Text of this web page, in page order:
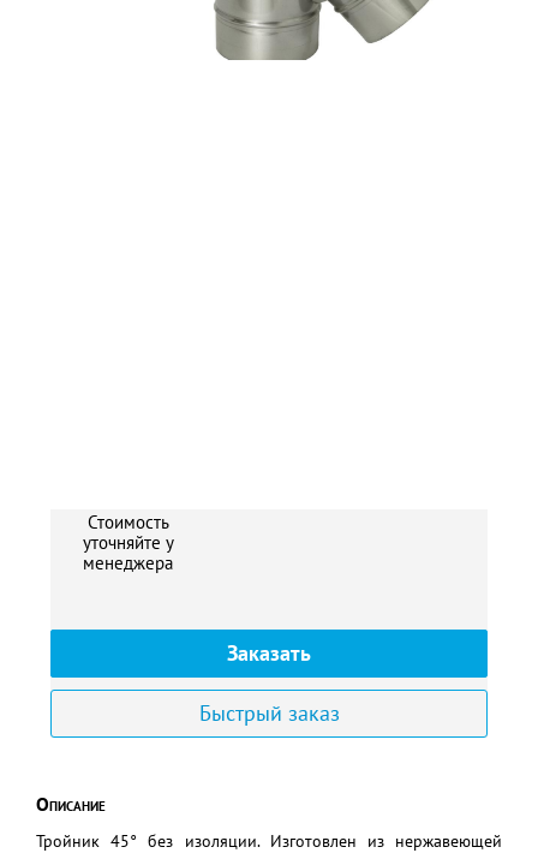
Стоимость
уточняйте у
менеджера
Заказать
Быстрый заказ
Описание
Тройник 45° без изоляции. Изготовлен из нержавеющей